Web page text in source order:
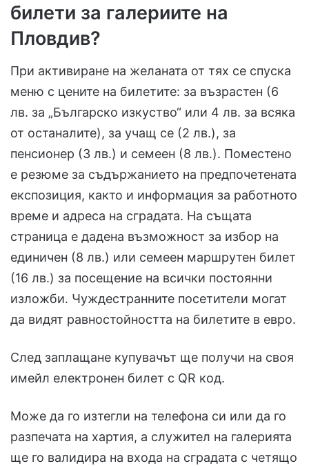
билети за галериите на
Пловдив?
При активиране на желаната от тях се спуска
меню с цените на билетите: за възрастен (6
лв. за „Българско изкуство“ или 4 лв. за всяка
от останалите), за учащ се (2 лв.), за
пенсионер (3 лв.) и семеен (8 лв.). Поместено
е резюме за съдържанието на предпочетената
експозиция, както и информация за работното
време и адреса на сградата. На същата
страница е дадена възможност за избор на
единичен (8 лв.) или семеен маршрутен билет
(16 лв.) за посещение на всички постоянни
изложби. Чуждестранните посетители могат
да видят равностойността на билетите в евро.
След заплащане купувачът ще получи на своя
имейл електронен билет с QR код.
Може да го изтегли на телефона си или да го
разпечата на хартия, а служител на галерията
ще го валидира на входа на сградата с четящо